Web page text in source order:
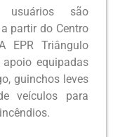
usuários são
partir do Centro
EPR Triângulo
equipadas
guinchos leves
veículos para